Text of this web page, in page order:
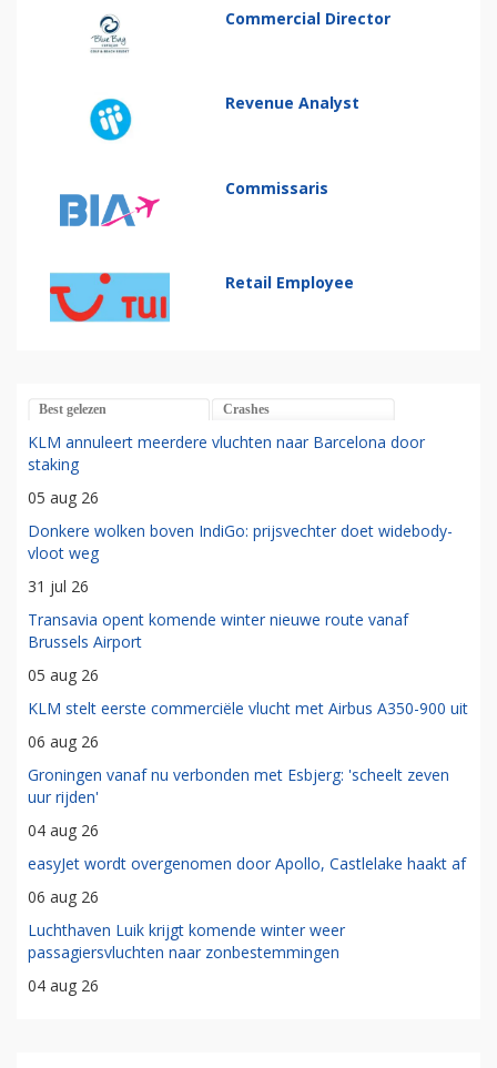
Commercial Director
Revenue Analyst
Commissaris
Retail Employee
Best gelezen Crashes
KLM annuleert meerdere vluchten naar Barcelona door
staking
05 aug 26
Donkere wolken boven IndiGo: prijsvechter doet widebody-
vloot weg
31 jul 26
Transavia opent komende winter nieuwe route vanaf
Brussels Airport
05 aug 26
KLM stelt eerste commerciële vlucht met Airbus A350-900 uit
06 aug 26
Groningen vanaf nu verbonden met Esbjerg: 'scheelt zeven
uur rijden'
04 aug 26
easyJet wordt overgenomen door Apollo, Castlelake haakt af
06 aug 26
Luchthaven Luik krijgt komende winter weer
passagiersvluchten naar zonbestemmingen
04 aug 26